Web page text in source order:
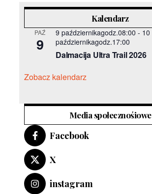
Kalendarz
PAŹ
9
9 październikagodz.08:00 - 10
październikagodz.17:00
Dalmacija Ultra Trail 2026
Zobacz kalendarz
Media społecznośiowe
Facebook
X
instagram